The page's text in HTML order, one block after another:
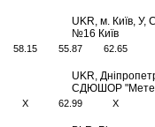
UKR, м. Київ,
№16 Київ
58.15 55.87 62.65
UKR,
СДЮШОР
X 62.99 X